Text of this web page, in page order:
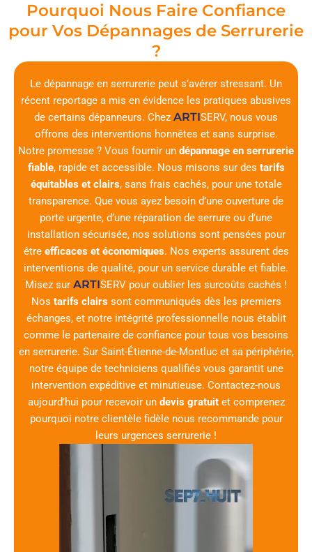
Pourquoi Nous Faire Confiance
pour Vos Dépannages de Serrurerie
?
Le dépannage en serrurerie peut s’avérer stressant. Un
récent reportage a mis en évidence les pratiques abusives
de certains dépanneurs. Chez ARTISERV, nous vous
offrons des interventions honnêtes et sans surprise.
Notre promesse ? Vous fournir un dépannage en serrurerie
fiable, rapide et accessible. Nous misons sur des tarifs
équitables et clairs, sans frais cachés, pour une totale
transparence. Que vous ayez besoin d’une ouverture de
porte urgente, d’une réparation de serrure ou d’une
installation sécurisée, nos solutions sont pensées pour
être efficaces et économiques. Nos experts assurent des
interventions de qualité, pour un service durable et fiable.
Misez sur ARTISERV pour oublier les surcoûts cachés !
Nos tarifs clairssont communiqués dès les premiers
échanges, et notre intégrité professionnelle nous établit
comme le partenaire de confiance pour tous vos besoins
en serrurerie. Sur Saint-Étienne-de-Montluc et sa périphérie,
notre équipe de techniciens qualifiés vous garantit une
intervention expéditive et minutieuse. Contactez-nous
aujourd’hui pour recevoir un devis gratuitet comprenez
pourquoi notre clientèle fidèle nous recommande pour
leurs urgences serrurerie !